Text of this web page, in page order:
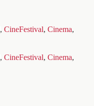
, CineFestival, Cinema
, CineFestival, Cinema